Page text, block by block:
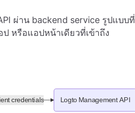
ผ่าน backend service รูปแบบที่
หรือแอปหน้าเดียวที่เข้าถึง